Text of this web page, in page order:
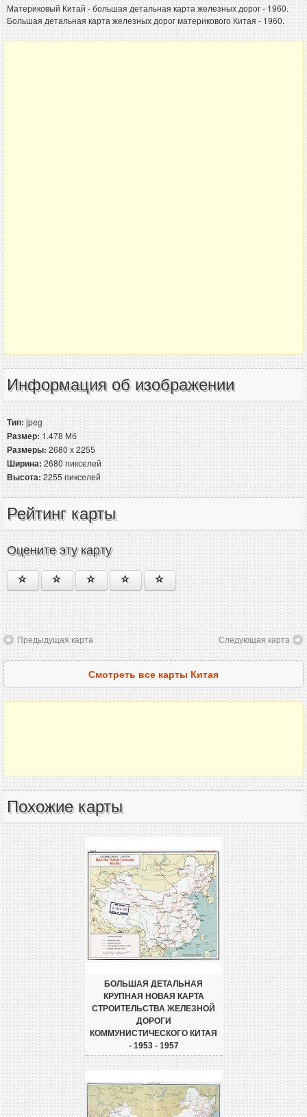
Материковый Китай - большая детальная карта железных дорог - 1960.
Большая детальная карта железных дорог материкового Китая - 1960.
Информация об изображении
Тип:jpeg
Размер:1.478 Мб
Размеры:2680 x 2255
Ширина:2680 пикселей
Высота:2255 пикселей
Рейтинг карты
Оцените эту карту
Предыдущая карта Следующая карта
Смотреть все карты Китая
Похожие карты
БОЛЬШАЯ ДЕТАЛЬНАЯ
КРУПНАЯ НОВАЯ КАРТА
СТРОИТЕЛЬСТВА ЖЕЛЕЗНОЙ
ДОРОГИ
КОММУНИСТИЧЕСКОГО КИТАЯ
- 1953 - 1957